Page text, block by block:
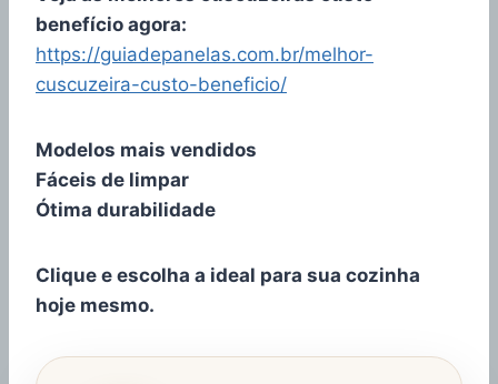
benefício agora:
https://guiadepanelas.com.br/melhor-
cuscuzeira-custo-beneficio/
Modelos mais vendidos
Fáceis de limpar
Ótima durabilidade
Clique e escolha a ideal para sua cozinha
hoje mesmo.